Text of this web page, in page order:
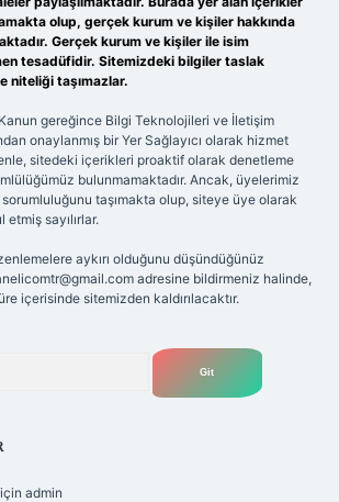
olup, gerçek kurum ve kişiler hakkında
Gerçek kurum ve kişiler ile isim
tesadüfidir. Sitemizdeki bilgiler taslak
niteliği taşımazlar.
gereğince Bilgi Teknolojileri ve İletişim
onaylanmış bir Yer Sağlayıcı olarak hizmet
sitedeki içerikleri proaktif olarak denetleme
bulunmamaktadır. Ancak, üyelerimiz
taşımakta olup, siteye üye olarak
sayılırlar.
aykırı olduğunu düşündüğünüz
adresine bildirmeniz halinde,
içerisinde sitemizden kaldırılacaktır.
için admin